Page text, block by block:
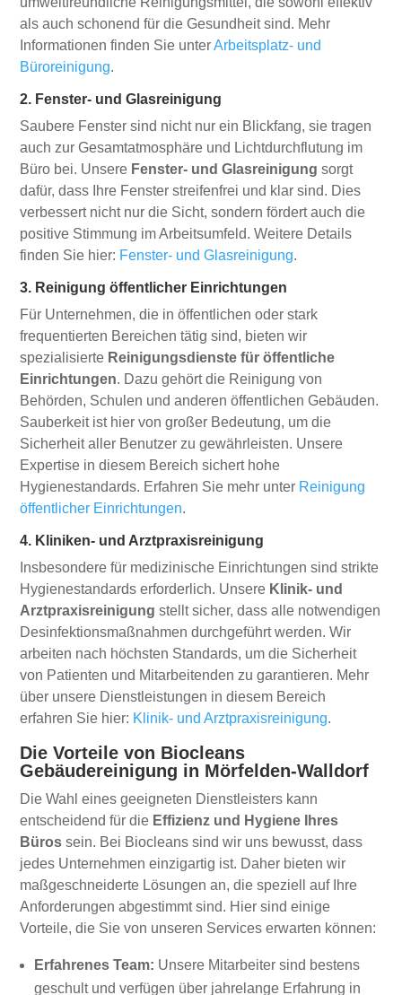
als auch schonend für die Gesundheit sind. Mehr
Informationen finden Sie unterArbeitsplatz- und
Büroreinigung.
2. Fenster- und Glasreinigung
Saubere Fenster sind nicht nur ein Blickfang, sie tragen
auch zur Gesamtatmosphäre und Lichtdurchflutung im
Büro bei. Unsere Fenster- und Glasreinigung sorgt
dafür, dass Ihre Fenster streifenfrei und klar sind. Dies
verbessert nicht nur die Sicht, sondern fördert auch die
positive Stimmung im Arbeitsumfeld. Weitere Details
finden Sie hier: Fenster- und Glasreinigung.
3. Reinigung öffentlicher Einrichtungen
Für Unternehmen, die in öffentlichen oder stark
frequentierten Bereichen tätig sind, bieten wir
spezialisierte Reinigungsdienste für öffentliche
Einrichtungen. Dazu gehört die Reinigung von
Behörden, Schulen und anderen öffentlichen Gebäuden.
Sauberkeit ist hier von großer Bedeutung, um die
Sicherheit aller Benutzer zu gewährleisten. Unsere
Expertise in diesem Bereich sichert hohe
Hygienestandards. Erfahren Sie mehr unter Reinigung
öffentlicher Einrichtungen.
4. Kliniken- und Arztpraxisreinigung
Insbesondere für medizinische Einrichtungen sind strikte
Hygienestandards erforderlich. Unsere Klinik- und
Arztpraxisreinigung stellt sicher, dass alle notwendigen
Desinfektionsmaßnahmen durchgeführt werden. Wir
arbeiten nach höchsten Standards, um die Sicherheit
von Patienten und Mitarbeitenden zu garantieren. Mehr
über unsere Dienstleistungen in diesem Bereich
erfahren Sie hier: Klinik- und Arztpraxisreinigung.
Die Vorteile von Biocleans
Gebäudereinigung in Mörfelden-Walldorf
Die Wahl eines geeigneten Dienstleisters kann
entscheidend für die Effizienz und Hygiene Ihres
Büros sein. Bei Biocleans sind wir uns bewusst, dass
jedes Unternehmen einzigartig ist. Daher bieten wir
maßgeschneiderte Lösungen an, die speziell auf Ihre
Anforderungen abgestimmt sind. Hier sind einige
Vorteile, die Sie von unseren Services erwarten können:
Erfahrenes Team: Unsere Mitarbeiter sind bestens
geschult und verfügen über jahrelange Erfahrung in